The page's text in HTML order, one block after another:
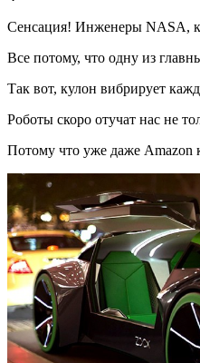
Сенсация! Инженеры NASA,
Все потому, что одну из
Так вот, кулон вибрирует
Роботы скоро отучат нас не
Потому что уже даже Amazon